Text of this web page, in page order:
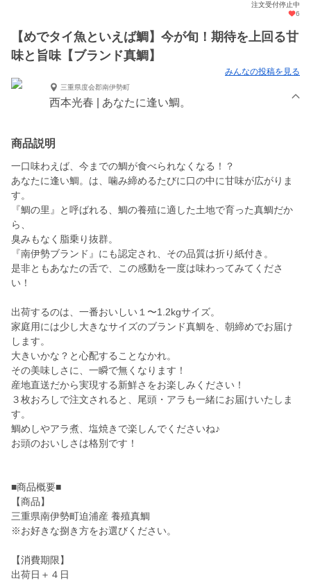
注文受付停止中
6
【めでタイ魚といえば鯛】今が旬！期待を上回る甘
味と旨味【ブランド真鯛】
みんなの投稿を見る
三重県度会郡南伊勢町
西本光春 | あなたに逢い鯛。
商品説明
一口味わえば、今までの鯛が食べられなくなる！？
あなたに逢い鯛。は、噛み締めるたびに口の中に甘味が広がりま
す。
『鯛の里』と呼ばれる、鯛の養殖に適した土地で育った真鯛だか
ら、
臭みもなく脂乗り抜群。
『南伊勢ブランド』にも認定され、その品質は折り紙付き。
是非ともあなたの舌で、この感動を一度は味わってみてくださ
い！
出荷するのは、一番おいしい１〜1.2kgサイズ。
家庭用には少し大きなサイズのブランド真鯛を、朝締めでお届け
します。
大きいかな？と心配することなかれ。
その美味しさに、一瞬で無くなります！
産地直送だから実現する新鮮さをお楽しみください！
３枚おろしで注文されると、尾頭・アラも一緒にお届けいたしま
す。
鯛めしやアラ煮、塩焼きで楽しんでくださいね♪
お頭のおいしさは格別です！
■商品概要■
【商品】
三重県南伊勢町迫浦産 養殖真鯛
※お好きな捌き方をお選びください。
【消費期限】
出荷日＋４日